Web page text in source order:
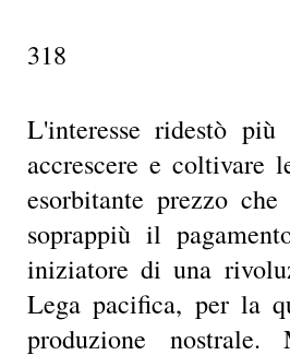
318
L'interesse ridestò
accrescere e coltivare
esorbitante prezzo
soprappiù il
iniziatore di una
Lega pacifica, per la
produzione